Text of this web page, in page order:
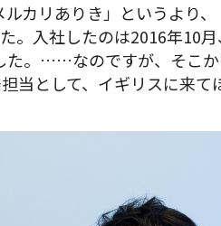
カリありき」というより
。入社したのは2016年10
た。……なのですが、そこ
当として、イギリスに来て